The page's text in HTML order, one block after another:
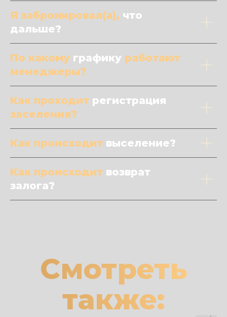
Я забронировал(а), что
дальше?
По какому графику работают
менеджеры?
Как проходит регистрация
заселения?
Как происходит выселение?
Как происходит возврат
залога?
Смотреть
также: